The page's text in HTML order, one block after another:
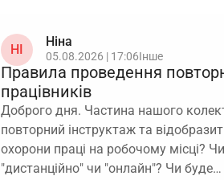
НІ
Ніна
05.08.2026 | 17:06Інше
Правила проведення
працівників
Доброго дня. Частина нашого
повторний інструктаж та
охорони праці на робочому місці?
"дистанційно" чи "онлайн"? Чи буде…